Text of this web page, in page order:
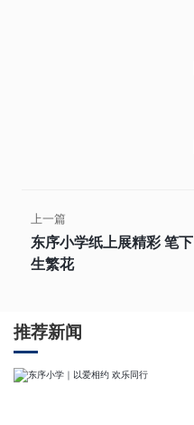
上一篇
东序小学纸上展精彩 笔下
生繁花
推荐新闻